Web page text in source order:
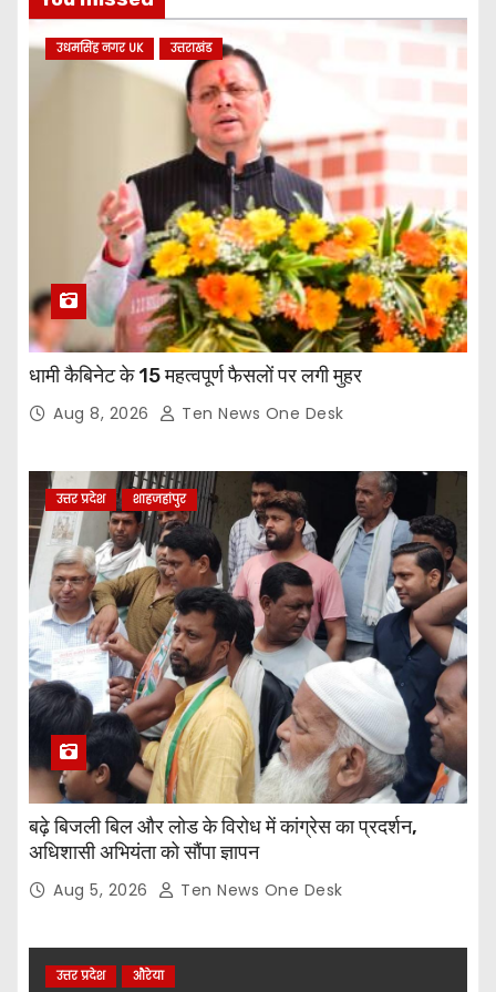
उधमसिंह नगर UK उत्तराखंड
धामी कैबिनेट के 15 महत्वपूर्ण फैसलों पर लगी मुहर
Aug 8, 2026 Ten News One Desk
उत्तर प्रदेश शाहजहांपुर
बढ़े बिजली बिल और लोड के विरोध में कांग्रेस का प्रदर्शन,
अधिशासी अभियंता को सौंपा ज्ञापन
Aug 5, 2026 Ten News One Desk
उत्तर प्रदेश औरेया